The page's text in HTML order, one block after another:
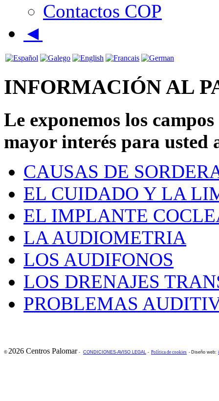
Contactos COP
◄
INFORMACIÓN AL
Le exponemos los
mayor interés para usted
CAUSAS DE
EL CUIDADO Y LA
EL IMPLANTE
LA AUDIOMETRIA
LOS AUDIFONOS
LOS DRENAJES
PROBLEMAS
© 2026 Centros Palomar- CONDICIONES-AVISO LEGAL - Política de cookies - Diseño web: